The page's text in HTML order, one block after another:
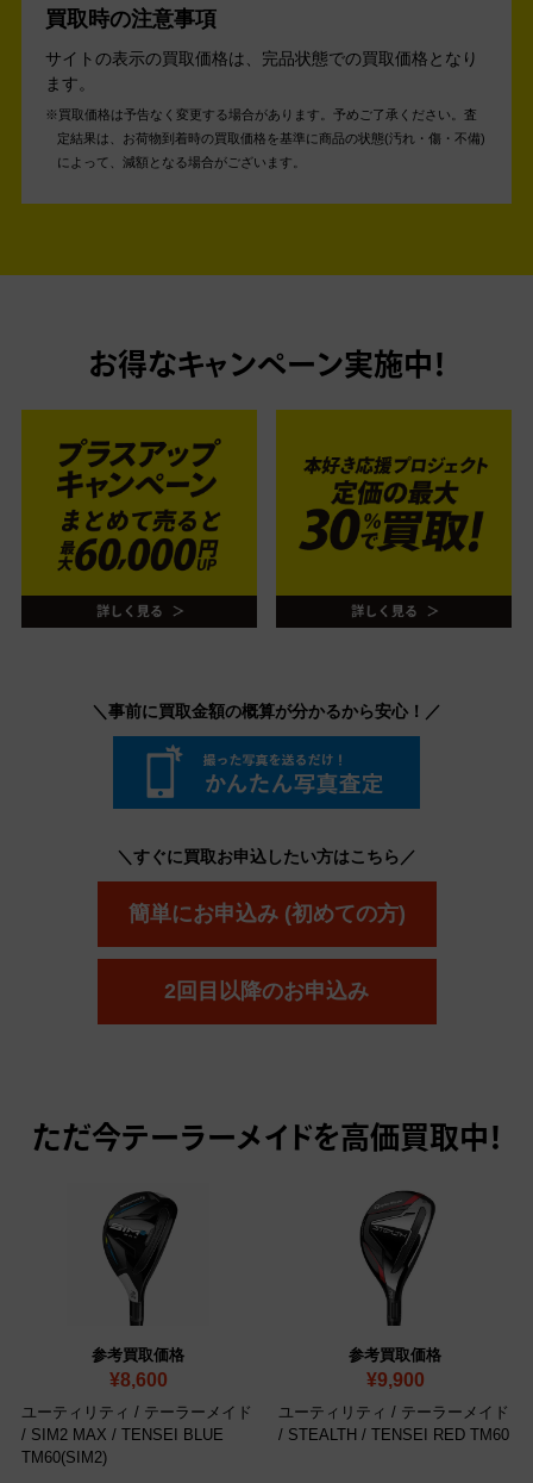
買取時の注意事項
サイトの表示の買取価格は、完品状態での買取価格となり
ます。
買取価格は予告なく変更する場合があります。予めご了承ください。 査
定結果は、お荷物到着時の買取価格を基準に商品の状態(汚れ・傷・不備)
によって、減額となる場合がございます。
お得なキャンペーン実施中！
＼事前に買取金額の概算が分かるから安心！／
＼すぐに買取お申込したい方はこちら／
簡単にお申込み (初めての方)
2回目以降のお申込み
ただ今テーラーメイドを高価買取中！
参考買取価格
¥8,600
ユーティリティ / テーラーメイド
/ SIM2 MAX / TENSEI BLUE
TM60(SIM2)
参考買取価格
¥9,900
ユーティリティ / テーラーメイド
/ STEALTH / TENSEI RED TM60